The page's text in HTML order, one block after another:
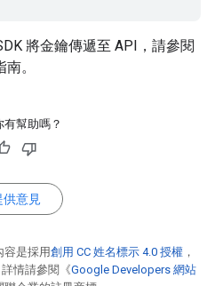
將金鑰傳遞至 API，請參閱
南。
有幫助嗎？
供意見
容是採用創用 CC 姓名標示 4.0 授權 ，
詳情請參閱《Google Developers 網站